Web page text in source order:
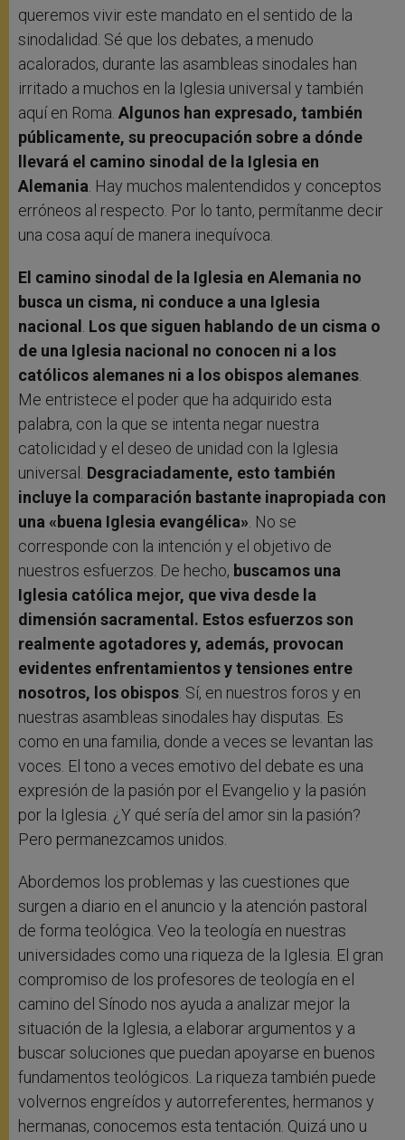
queremos vivir este mandato en el sentido de la
sinodalidad. Sé que los debates, a menudo
acalorados, durante las asambleas sinodales han
irritado a muchos en la Iglesia universal y también
aquí en Roma. Algunos han expresado, también
públicamente, su preocupación sobre a dónde
llevará el camino sinodal de la Iglesia en
Alemania . Hay muchos malentendidos y conceptos
erróneos al respecto. Por lo tanto, permítanme decir
una cosa aquí de manera inequívoca.
El camino sinodal de la Iglesia en Alemania no
busca un cisma, ni conduce a una Iglesia
nacional
Los que siguen hablando de un cisma o
de una Iglesia nacional no conocen ni a los
católicos alemanes ni a los obispos alemanes
Me entristece el poder que ha adquirido esta
palabra, con la que se intenta negar nuestra
catolicidad y el deseo de unidad con la Iglesia
universal. Desgraciadamente, esto también
incluye la comparación bastante inapropiada con
una «buena Iglesia evangélica» . No se
corresponde con la intención y el objetivo de
nuestros esfuerzos. De hecho, buscamos una
Iglesia católica mejor, que viva desde la
dimensión sacramental. Estos esfuerzos son
realmente agotadores y, además, provocan
evidentes enfrentamientos y tensiones entre
nosotros, los obispos . Sí, en nuestros foros y en
nuestras asambleas sinodales hay disputas. Es
como en una familia, donde a veces se levantan las
voces. El tono a veces emotivo del debate es una
expresión de la pasión por el Evangelio y la pasión
por la Iglesia. ¿Y qué sería del amor sin la pasión?
Pero permanezcamos unidos.
Abordemos los problemas y las cuestiones que
surgen a diario en el anuncio y la atención pastoral
de forma teológica. Veo la teología en nuestras
universidades como una riqueza de la Iglesia. El gran
compromiso de los profesores de teología en el
camino del Sínodo nos ayuda a analizar mejor la
situación de la Iglesia, a elaborar argumentos y a
buscar soluciones que puedan apoyarse en buenos
fundamentos teológicos. La riqueza también puede
volvernos engreídos y autorreferentes, hermanos y
hermanas, conocemos esta tentación. Quizá uno u